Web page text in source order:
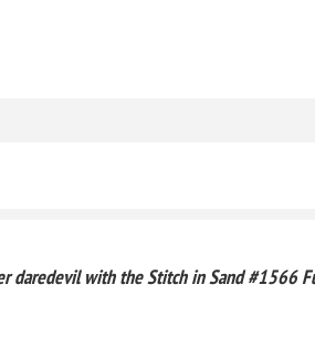
daredevil with the Stitch in Sand #1566